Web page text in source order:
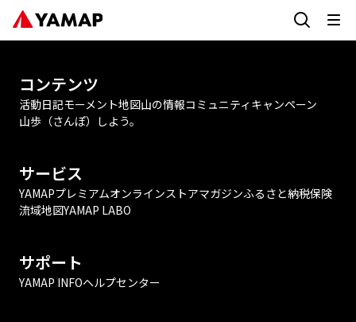
コンテンツ
活動日記モーメント地図山の情報コミュニティ キャンペーン
山歩（さんぽ）しよう。
サービス
YAMAPプレミアムオンラインストアマガジンふるさと納税保険
流域地図YAMAP LABO
サポート
YAMAP INFOヘルプセンター